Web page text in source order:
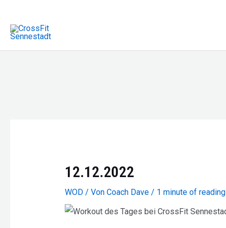
springen
12.12.2022
WOD/ Von Coach Dave / 1 minute of reading